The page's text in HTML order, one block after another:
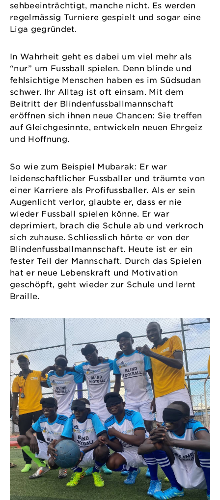
sehbeeinträchtigt, manche nicht. Es werden
regelmässig Turniere gespielt und sogar eine
Liga gegründet.
In Wahrheit geht es dabei um viel mehr als
“nur” um Fussball spielen. Denn blinde und
fehlsichtige Menschen haben es im Südsudan
schwer. Ihr Alltag ist oft einsam. Mit dem
Beitritt der Blindenfussballmannschaft
eröffnen sich ihnen neue Chancen: Sie treffen
auf Gleichgesinnte, entwickeln neuen Ehrgeiz
und Hoffnung.
So wie zum Beispiel Mubarak: Er war
leidenschaftlicher Fussballer und träumte von
einer Karriere als Profifussballer. Als er sein
Augenlicht verlor, glaubte er, dass er nie
wieder Fussball spielen könne. Er war
deprimiert, brach die Schule ab und verkroch
sich zuhause. Schliesslich hörte er von der
Blindenfussballmannschaft. Heute ist er ein
fester Teil der Mannschaft. Durch das Spielen
hat er neue Lebenskraft und Motivation
geschöpft, geht wieder zur Schule und lernt
Braille.